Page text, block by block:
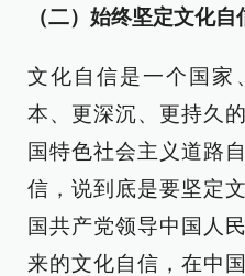
（二）始终坚定文化自
文化自信是一个国家
本、更深沉、更持久
国特色社会主义道路
信，说到底是要坚定
国共产党领导中国人
来的文化自信，在中